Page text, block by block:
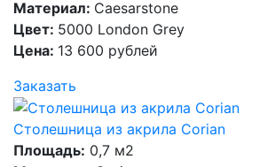
Материал: Caesarstone
Цвет: 5000 London Grey
Цена: 13 600 рублей
Заказать
Столешница из акрила Corian
Площадь: 0,7 м2